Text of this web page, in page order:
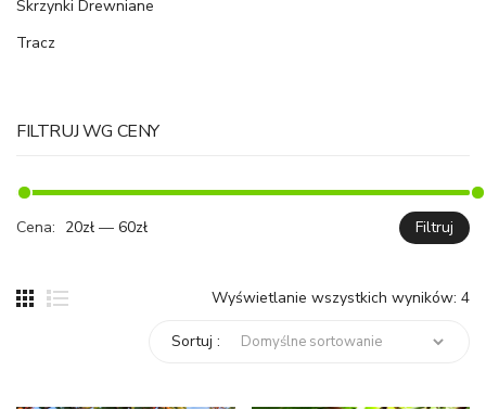
Skrzynki Drewniane
Tracz
FILTRUJ WG CENY
Filtruj
Cena: 20zł — 60zł
Wyświetlanie wszystkich wyników: 4
Sortuj :